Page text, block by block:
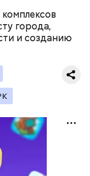
города,
и созданию
можно
и самые
на
лужа»:
и